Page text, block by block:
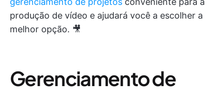
produção de vídeo e ajudará você a escolher a
melhor opção. 🎥
Gerenciamento de